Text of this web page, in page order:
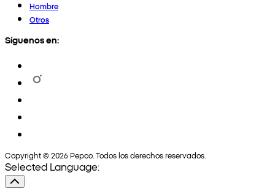
Hombre
Otros
Síguenos en:
Copyright © 2026 Pepco. Todos los derechos reservados.
Selected Language: